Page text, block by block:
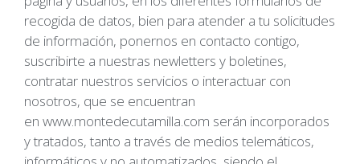
recogida de datos, bien para atender a tu solicitudes
de información, ponernos en contacto contigo,
suscribirte a nuestras newletters y boletines,
contratar nuestros servicios o interactuar con
nosotros, que se encuentran
en www.montedecutamilla.com serán incorporados
y tratados, tanto a través de medios telemáticos,